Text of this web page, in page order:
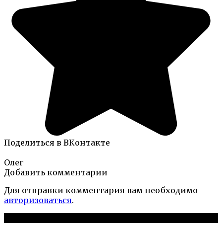
Поделиться в ВКонтакте
Олег
Добавить комментарии
Для отправки комментария вам необходимо
авторизоваться.